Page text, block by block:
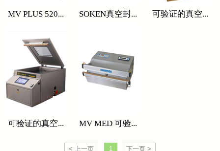
MV PLUS 520... SOKEN真空封... 可验证的真空...
可验证的真空... MV MED 可验...
< 上一页 1 下一页 >